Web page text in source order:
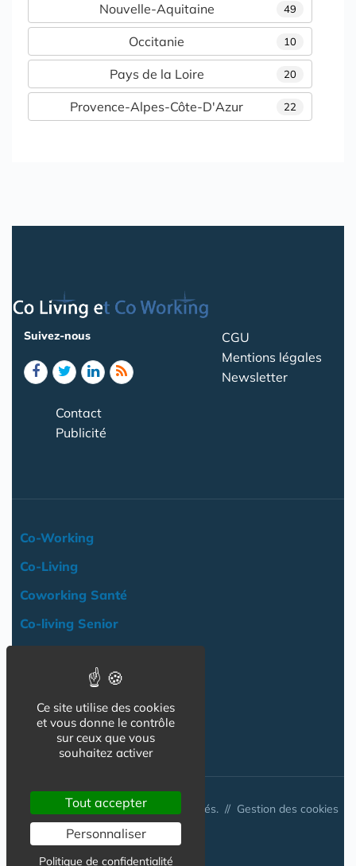
49
Nouvelle-Aquitaine
10
Occitanie
20
Pays de la Loire
22
Provence-Alpes-Côte-D'Azur
Suivez-nous
CGU
Mentions légales
Newsletter
Contact
Publicité
Co-Working
Co-Living
Coworking Santé
Co-living Senior
Professionnels
NOS AUTRES SITES :
© Australis 2026 - Tous droits réservés. // Gestion des cookies
Ce site utilise des cookies
et vous donne le contrôle
sur ceux que vous
souhaitez activer
Tout accepter
Personnaliser
Politique de confidentialité